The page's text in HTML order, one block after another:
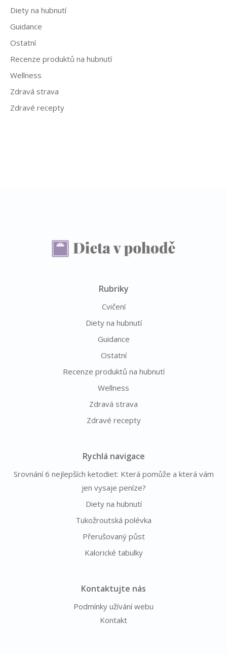
Diety na hubnutí
Guidance
Ostatní
Recenze produktů na hubnutí
Wellness
Zdravá strava
Zdravé recepty
Rubriky
Cvičení
Diety na hubnutí
Guidance
Ostatní
Recenze produktů na hubnutí
Wellness
Zdravá strava
Zdravé recepty
Rychlá navigace
Srovnání 6 nejlepších ketodiet: Která pomůže a která vám
jen vysaje peníze?
Diety na hubnutí
Tukožroutská polévka
Přerušovaný půst
Kalorické tabulky
Kontaktujte nás
Podmínky užívání webu
Kontakt